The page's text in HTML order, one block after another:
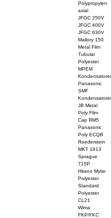
Polypropylen
axial
JFGC 250V
JFGC 400V
JFGC 630V
Mallory 150
Metal Film
Tubular
Polyester
MPEM
Panasonic
SMF
JB Metal
Poly Film
Cap RM5
Panasonic
Poly ECQB
Roederstein
MKT 1813
Sprague
715P
Hitano Mylar
Polyester
Standard
Polyester
CL21
Wima
FKP/FKC